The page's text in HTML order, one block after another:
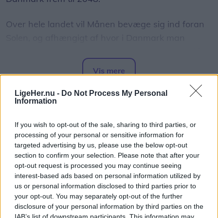
LigeHer.nu - Do Not Process My Personal
Information
If you wish to opt-out of the sale, sharing to third parties, or
processing of your personal or sensitive information for
targeted advertising by us, please use the below opt-out
section to confirm your selection. Please note that after your
opt-out request is processed you may continue seeing
interest-based ads based on personal information utilized by
us or personal information disclosed to third parties prior to
your opt-out. You may separately opt-out of the further
disclosure of your personal information by third parties on the
Over hele landet vil Månen bevæge sig ind foran
Det oplyser sol26 i en pressemeddelelse.
før solnedgang, hvilket giver gode muligheder for
at opleve fænomenet fra steder med frit udsyn
mod vest.
For mange nordjyder kan kysterne, fjordene og de
åbne landskaber danne en flot ramme om den
sjældne naturoplevelse, hvis vejret arter sig.
Vis mere
Del artikel